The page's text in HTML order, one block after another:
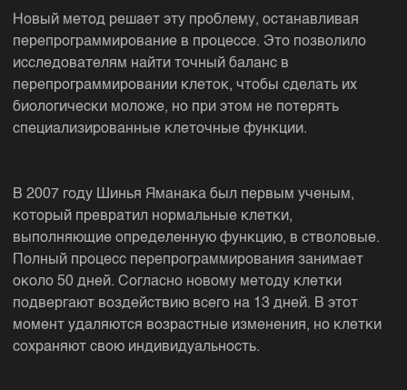
Новый метод решает эту проблему, останавливая
перепрограммирование в процессе. Это позволило
исследователям найти точный баланс в
перепрограммировании клеток, чтобы сделать их
биологически моложе, но при этом не потерять
специализированные клеточные функции.
В 2007 году Шинья Яманака был первым ученым,
который превратил нормальные клетки,
выполняющие определенную функцию, в стволовые.
Полный процесс перепрограммирования занимает
около 50 дней. Согласно новому методу клетки
подвергают воздействию всего на 13 дней. В этот
момент удаляются возрастные изменения, но клетки
сохраняют свою индивидуальность.